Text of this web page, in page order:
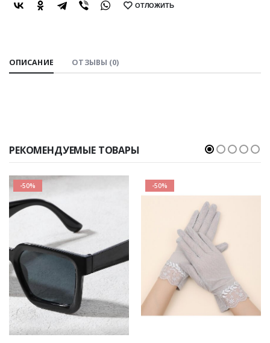
SHARE: ОТЛОЖИТЬ
ОПИСАНИЕ ОТЗЫВЫ (0)
РЕКОМЕНДУЕМЫЕ ТОВАРЫ
-50% -50%